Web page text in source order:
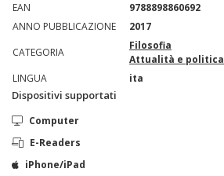
EAN
9788898860692
ANNO PUBBLICAZIONE
2017
CATEGORIA
Filosofia
Attualità e politica
LINGUA
ita
Dispositivi supportati
Computer
E-Readers
iPhone/iPad